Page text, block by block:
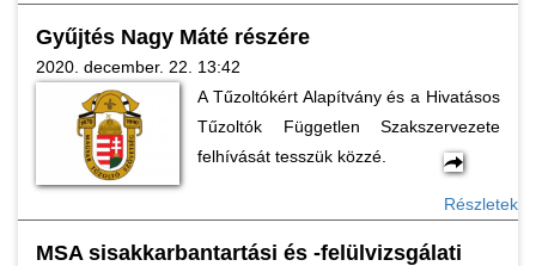
Gyűjtés Nagy Máté részére
2020. december. 22. 13:42
A Tűzoltókért Alapítvány és a Hivatásos
Tűzoltók Független Szakszervezete
felhívását tesszük közzé.
Részletek
MSA sisakkarbantartási és -felülvizsgálati